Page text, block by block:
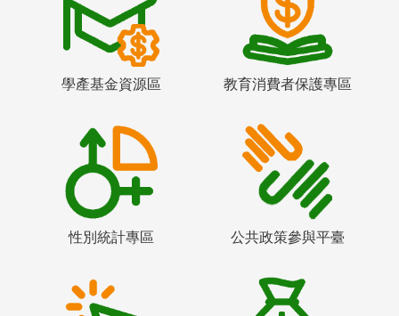
學產基金資源區 教育消費者保護專區
性別統計專區 公共政策參與平臺